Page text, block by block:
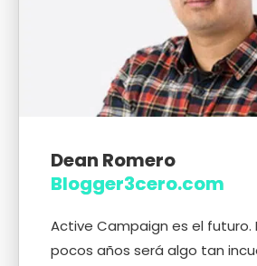
Dean Romero
Blogger3cero.com
Active Campaign es el futuro.
pocos años será algo tan